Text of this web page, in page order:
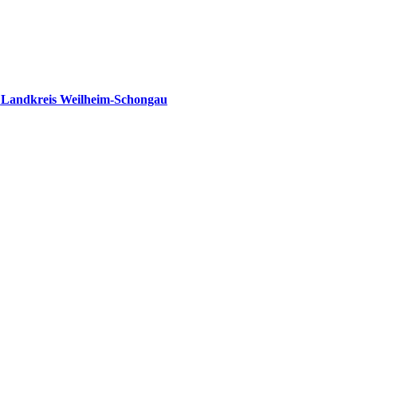
Landkreis Weilheim-Schongau